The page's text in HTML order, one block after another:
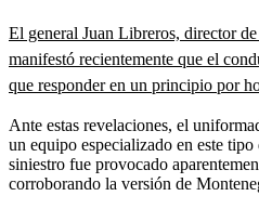
El general Juan Libreros, director
manifestó recientemente que el
que responder en un principio por
Ante estas revelaciones, el
un equipo especializado en este
siniestro fue provocado
corroborando la versión de